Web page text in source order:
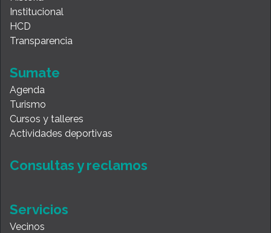
Institucional
HCD
Transparencia
Sumate
Agenda
Turismo
Cursos y talleres
Actividades deportivas
Consultas y reclamos
Servicios
Vecinos